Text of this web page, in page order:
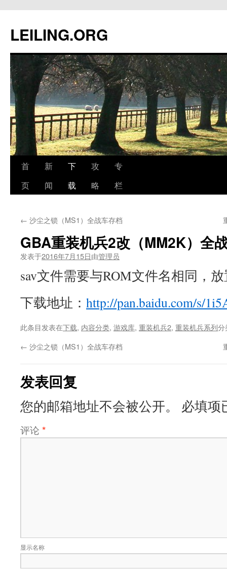
文
LEILING.ORG
首
页
新
闻
下
载
攻
略
专
栏
← 沙尘之锁（MS1）全战车存档
GBA重装机兵2改（MM2K）全
发表于2016年7月15日由管理员
sav文件需要与ROM文件名相同，放
下载地址： http://pan.baidu.com/s/
此条目发表在下载, 内容分类, 游戏库, 重装机兵2, 重装机兵系列分
← 沙尘之锁（MS1）全战车存档
发表回复
您的邮箱地址不会被公开。 必填项
评论 *
显示名称